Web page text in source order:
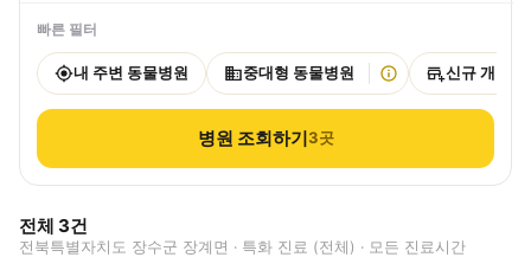
빠른 필터
내 주변 동물병원 중대형 동물병원 신규 개원
병원 조회하기3곳
전체 3건
전북특별자치도 장수군 장계면 · 특화 진료 (전체) · 모든 진료시간